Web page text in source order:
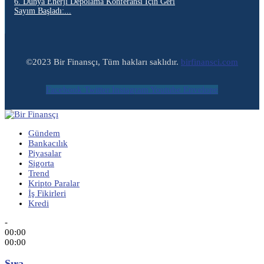
Sayım Başladı:...
©2023 Bir Finansçı, Tüm hakları saklıdır. birfinansci.com
Facebook Twitter Instagram Youtube Envelope
Gündem
Bankacılık
Piyasalar
Sigorta
Trend
Kripto Paralar
İş Fikirleri
Kredi
-
00:00
00:00